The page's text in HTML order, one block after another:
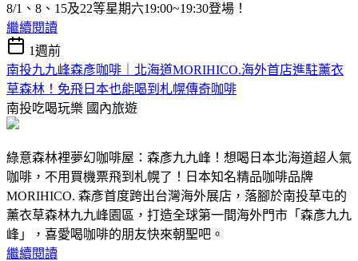
8/1、8、15及22等星期六19:00~19:30登場！
繼續閱讀
1週前
南投九九峰森彥咖啡｜北海道MORIHICO.海外首店進駐薰衣
草森林！免飛日本也能喝到札幌傳奇咖啡
南投吃喝玩樂 國內旅遊
綠意森林裡夢幻咖啡屋：森彥九九峰！想喝日本北海道超人氣
咖啡，不用買機票飛到札幌了！日本知名精品咖啡品牌
MORIHICO. 森彥首度跨出台灣海外展店，落腳於南投草屯的
薰衣草森林九九峰園區，打造全球第一間海外門市「森彥九九
峰」，喜愛喝咖啡的朋友快來朝聖吧。
繼續閱讀